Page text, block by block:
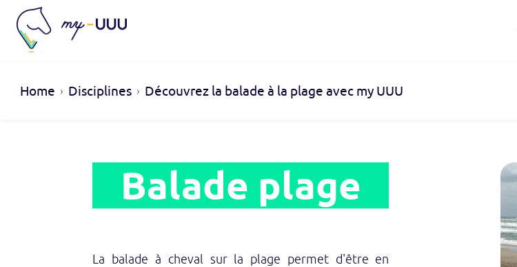
Home Disciplines Découvrez la balade à la plage avec my UUU
Balade plage
La balade à cheval sur la plage permet d'être en